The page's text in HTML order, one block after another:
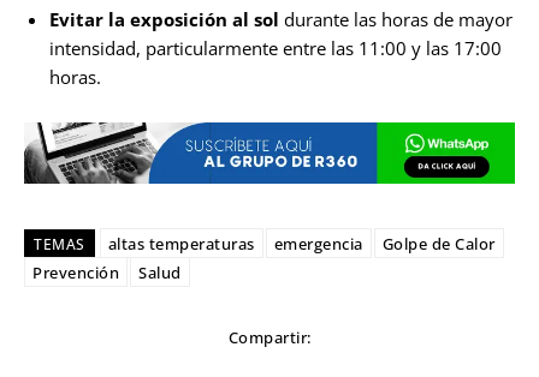
Evitar la exposición al sol durante las horas de mayor
intensidad, particularmente entre las 11:00 y las 17:00
horas.
TEMAS altas temperaturas emergencia
Golpe de Calor
Prevención
Salud
Compartir: